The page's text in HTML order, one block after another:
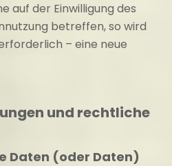
auf der Einwilligung des
betreffen, so wird
– eine neue
und rechtliche
Daten (oder Daten)